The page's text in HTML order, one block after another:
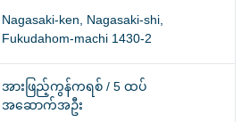
Nagasaki-ken, Nagasaki-shi,
Fukudahom-machi 1430-2
အားဖြည့်ကွန်ကရစ် / 5 ထပ်
အဆောက်အဦး